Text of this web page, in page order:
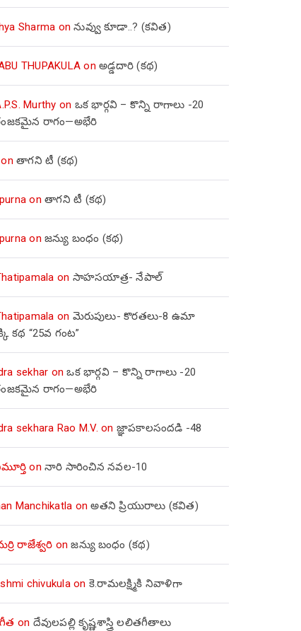
Sharma onనువ్వు కూడా..? (కవిత)
THUPAKULA onఅడ్డదారి (కథ)
Murthy on ఒక భార్గవి – కొన్ని రాగాలు -20
రాగం—అభేరి
onతాగని టీ (కథ)
onతాగని టీ (కథ)
onజన్యు బంధం (కథ)
on సాహసయాత్ర- నేపాల్‌
on మెరుపులు- కొరతలు-8 ఉమా
కథ “25వ గంట”
sekhar onఒక భార్గవి – కొన్ని రాగాలు -20
రాగం—అభేరి
sekhara Rao M.V. on జ్ఞాపకాలసందడి -48
onనారి సారించిన నవల-10
Manchikatla onఅతని ప్రియురాలు (కవిత)
రాజేశ్వరి onజన్యు బంధం (కథ)
chivukulaon కె.రామలక్ష్మికి నివాళిగా
on దేవులపల్లి కృష్ణశాస్త్రి లలితగీతాలు